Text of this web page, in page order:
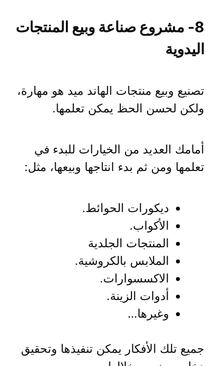
8- مشروع صناعة وبيع المنتجات
اليدوية
تصنيع وبيع منتجات الهاند ميد هو مهارة،
ولكن لحسن الحظ يمكن تعلمها.
أمامك العديد من الخيارات للبدء في
تعلمها ومن ثم بدء انتاجها وبيعها، مثل:
ديكورات الحوائط.
الأكواب.
المنتجات الجلدية
الملابس بالكروشية.
الاكسسوارات.
أدوات الزينة.
وغيرها…
جميع تلك الأفكار يمكن تنفيذها وتحقيق